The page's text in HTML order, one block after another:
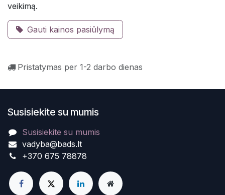
veikimą.
Gauti kainos pasiūlymą
Pristatymas per 1-2 darbo dienas
Susisiekite su mumis
Susisiekite su mumis
vadyba@bads.lt
+370 675 78878